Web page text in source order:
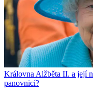
Královna Alžběta II. a její
panovnicí?